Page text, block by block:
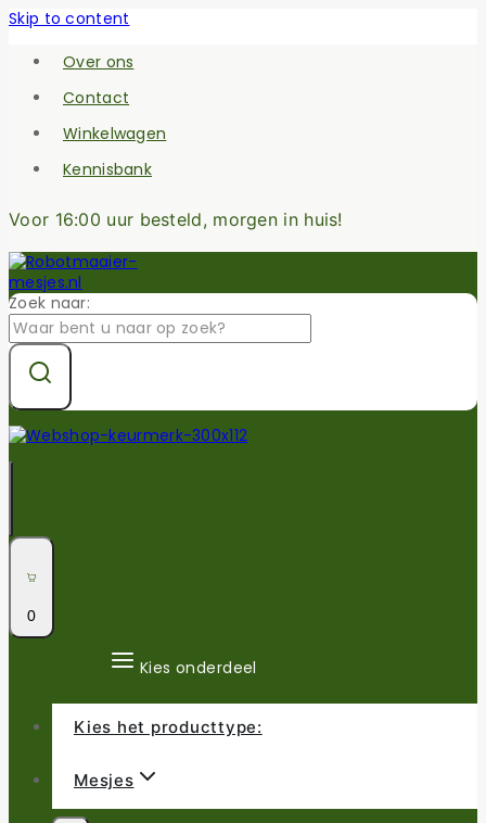
Skip to content
Over ons
Contact
Winkelwagen
Kennisbank
Voor 16:00 uur besteld, morgen in huis!
Zoek naar:
0
Kies onderdeel
Kies het producttype:
Mesjes